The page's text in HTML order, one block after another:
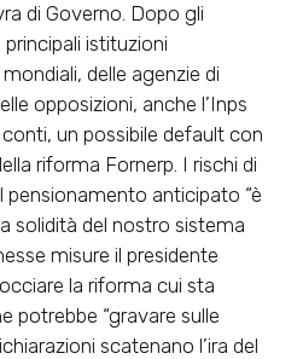
di Governo. Dopo gli
istituzioni
delle agenzie di
opposizioni, anche l’Inps
un possibile default con
riforma Fornerp. I rischi di
pensionamento anticipato “è
solidità del nostro sistema
misure il presidente
la riforma cui sta
potrebbe “gravare sulle
scatenano l’ira del